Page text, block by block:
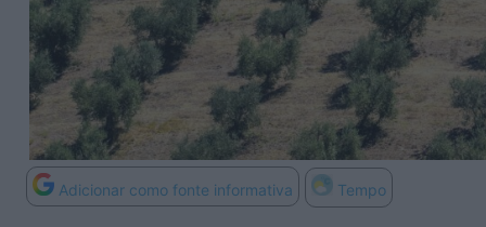
Adicionar como fonte informativa Tempo